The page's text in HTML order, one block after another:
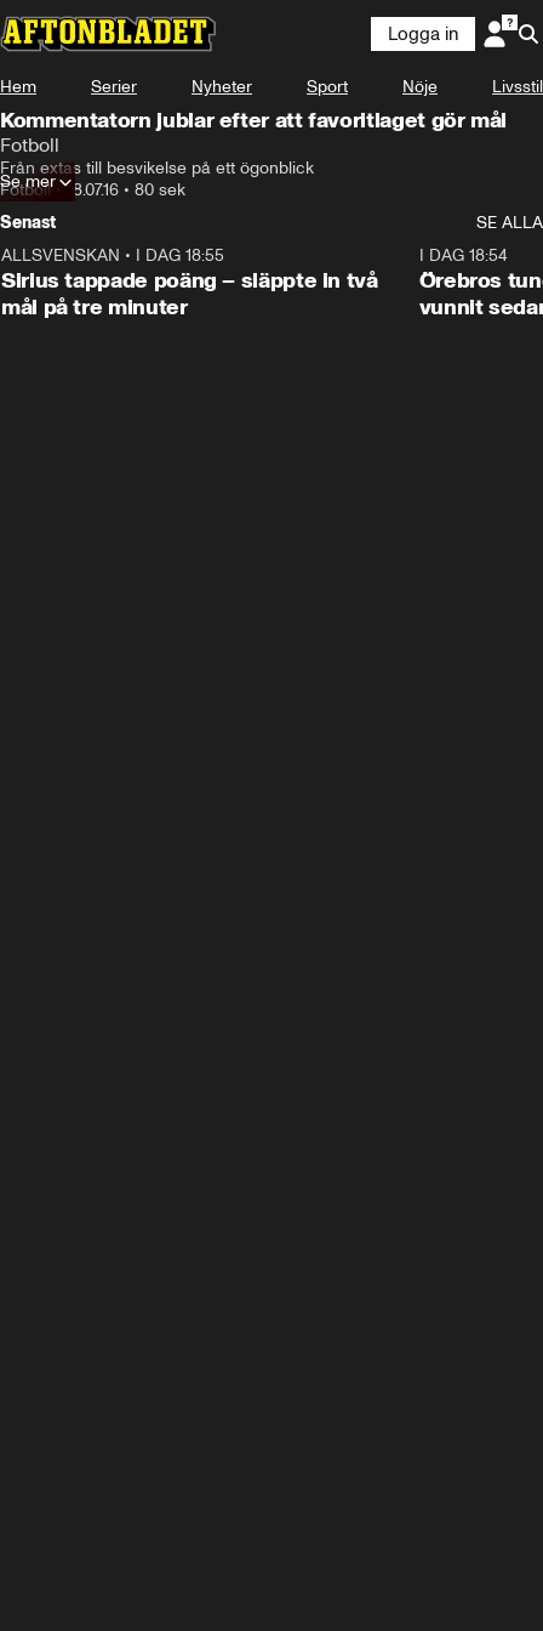
Logga in
Hem Serier Nyheter Sport Nöje Livsstil
Kommentatorn jublar efter att favoritlaget gör mål
Fotboll
Från extas till besvikelse på ett ögonblick
Fotboll•18.07.16 • 80 sek
Se mer
Senast
SE ALLA
ALLSVENSKAN • I DAG 18:55
Sirius tappade poäng – släppte in två
mål på tre minuter
I DAG 18:54
Örebros
vunnit